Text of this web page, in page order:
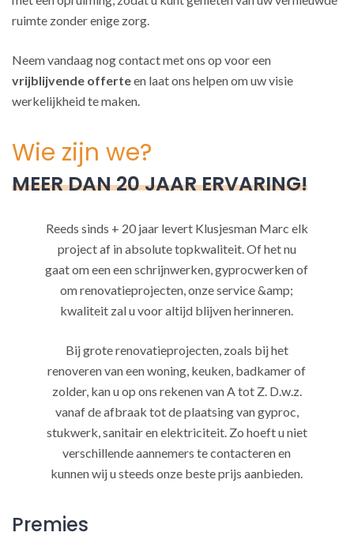
ruimte zonder enige zorg.
Neem vandaag nog contact met ons op voor een
vrijblijvende offerteen laat ons helpen om uw visie
werkelijkheid te maken.
Wie zijn we?
MEER DAN 20 JAAR ERVARING!
Reeds sinds + 20 jaar levert Klusjesman Marc elk
project af in absolute topkwaliteit. Of het nu
gaat om een een schrijnwerken, gyprocwerken of
om renovatieprojecten, onze service &amp;
kwaliteit zal u voor altijd blijven herinneren.
Bij grote renovatieprojecten, zoals bij het
renoveren van een woning, keuken, badkamer of
zolder, kan u op ons rekenen van A tot Z. D.w.z.
vanaf de afbraak tot de plaatsing van gyproc,
stukwerk, sanitair en elektriciteit. Zo hoeft u niet
verschillende aannemers te contacteren en
kunnen wij u steeds onze beste prijs aanbieden.
Premies